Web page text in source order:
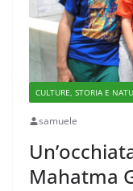
CULTURE, STORIA E
samuele
Mahatma